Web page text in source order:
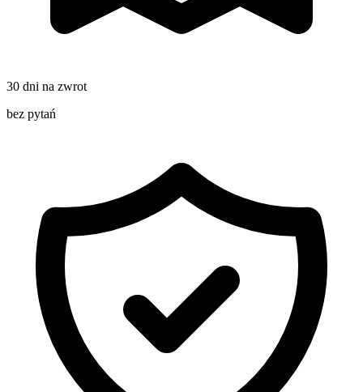
30 dni na zwrot
bez pytań